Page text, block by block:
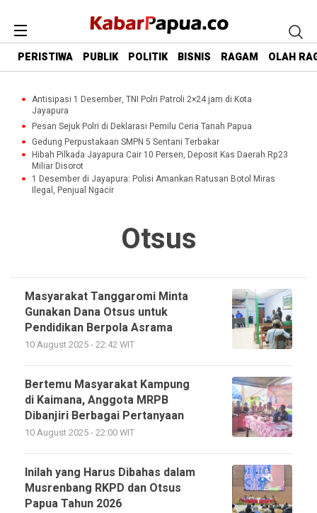
PERISTIWA PUBLIK POLITIK BISNIS RAGAM OLAH
Antisipasi 1 Desember, TNI Polri Patroli 2×24 jam di Kota
Jayapura
Pesan Sejuk Polri di Deklarasi Pemilu Ceria Tanah Papua
Gedung Perpustakaan SMPN 5 Sentani Terbakar
Hibah Pilkada Jayapura Cair 10 Persen, Deposit Kas Daerah Rp23
Miliar Disorot
1 Desember di Jayapura: Polisi Amankan Ratusan Botol Miras
Ilegal, Penjual Ngacir
Otsus
Masyarakat Tanggaromi Minta
Gunakan Dana Otsus untuk
Pendidikan Berpola Asrama
10 August 2025 - 22:42 WIT
Bertemu Masyarakat Kampung
di Kaimana, Anggota MRPB
Dibanjiri Berbagai Pertanyaan
10 August 2025 - 22:00 WIT
Inilah yang Harus Dibahas dalam
Musrenbang RKPD dan Otsus
Papua Tahun 2026